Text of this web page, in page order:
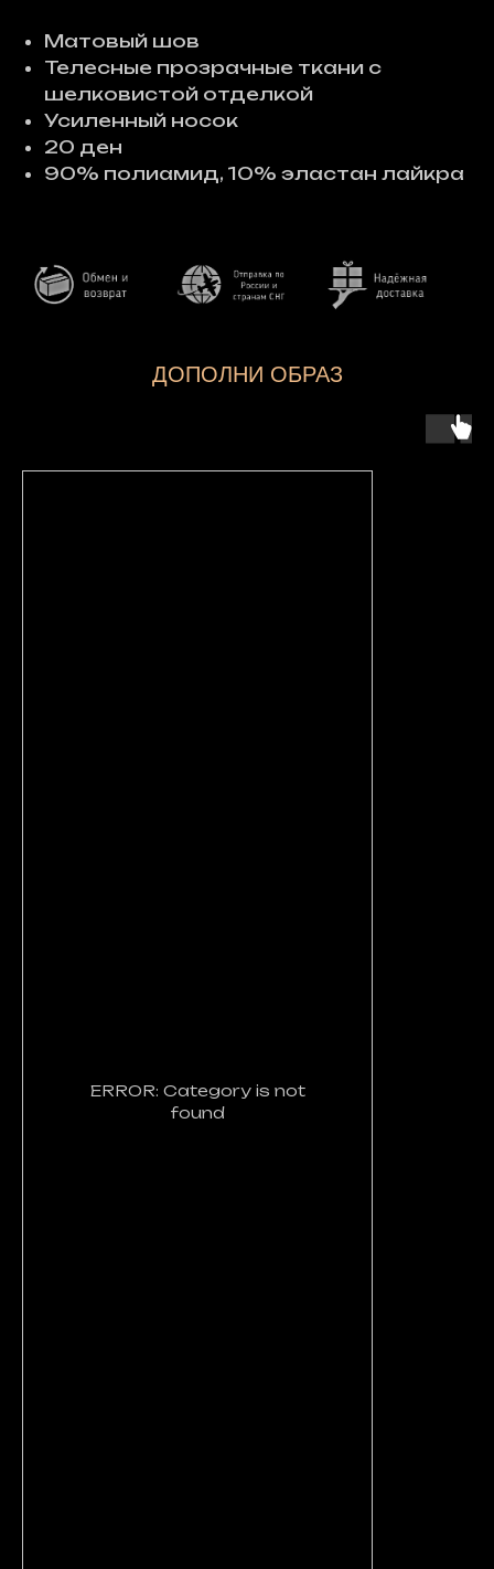
Матовый шов
Телесные прозрачные ткани с
шелковистой отделкой
Усиленный носок
20 ден
90% полиамид, 10% эластан лайкра
ДОПОЛНИ ОБРАЗ
ERROR: Category is not
found